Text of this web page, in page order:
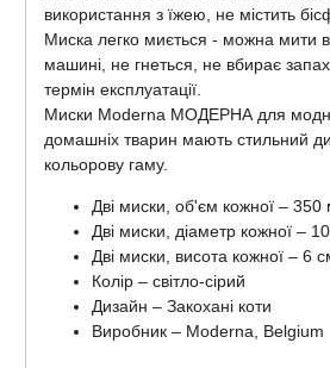
використання з їжею, не містить
Миска легко миється - можна мити
машині, не гнеться, не вбирає
термін експлуатації.
Миски Moderna МОДЕРНА для
домашніх тварин мають стильний
кольорову гаму.
Дві миски, об'єм кожної – 350
Дві миски, діаметр кожної –
Дві миски, висота кожної – 6
Колір – світло-сірий
Дизайн – Закохані коти
Виробник – Moderna, Belgium